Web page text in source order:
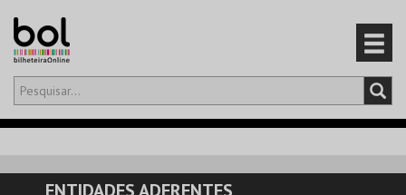
Olá,iniciar sessão
CARRINHO